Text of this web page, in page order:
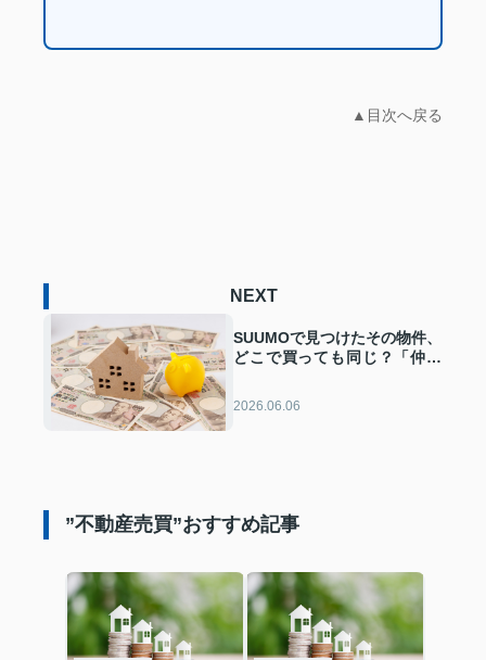
▲目次へ戻る
NEXT
SUUMOで見つけたその物件、
どこで買っても同じ？「仲介
理由
2026.06.06
”不動産売買”おすすめ記事